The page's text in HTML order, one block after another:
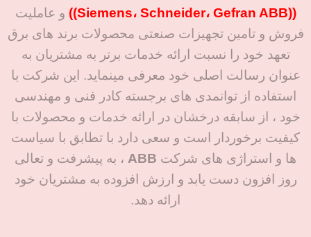
((Siemens، Schneider، Gefran ABB))
و عاملیت
فروش و تامین تجهیزات صنعتی محصولات برند های برق
تعهد خود را نسبت ارائه خدمات برتر به مشتریان به
عنوان رسالت اصلی خود معرفی مینماید. این شرکت با
استفاده از توانمدی های برجسته کادر فنی و مهندسی
خود ، از سابقه درخشان در ارائه خدمات و محصولات با
کیفیت برخوردار است و سعی دارد با تطابق با سیاست
ها و استراژی های شرکت ABB ، به پیشرفت و تعالی
روز افزون دست یابد و ارزش افزوده به مشتریان خود
ارائه دهد.